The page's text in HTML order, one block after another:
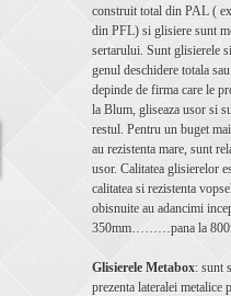
construit total din PAL (
din PFL) si glisiere sunt
sertarului. Sunt glisierele
genul deschidere totala
depinde de firma care le
la Blum, gliseaza usor si
restul. Pentru un buget
au rezistenta mare, sunt
usor. Calitatea glisierelor
calitatea si rezistenta
obisnuite au adancimi
350mm………pana la
Glisierele Metabox: sunt
prezenta lateralei metalice